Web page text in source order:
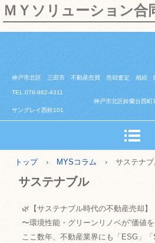
ＭＹソリューション合
神戸市北区 三田市 不動産売買 売却査定 相続
TEL.078-982-4311
神戸市北区鈴蘭台西町
サングレイ西鈴101
トップ › MYSコラム › サステナ
サステナブル
🌿【サステナブル時代の不動産売却】
〜環境性能・グリーンリノベが“価値
ここ数年、不動産業界にも「ESG」